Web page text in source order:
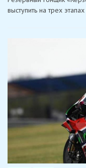
выступить на трех